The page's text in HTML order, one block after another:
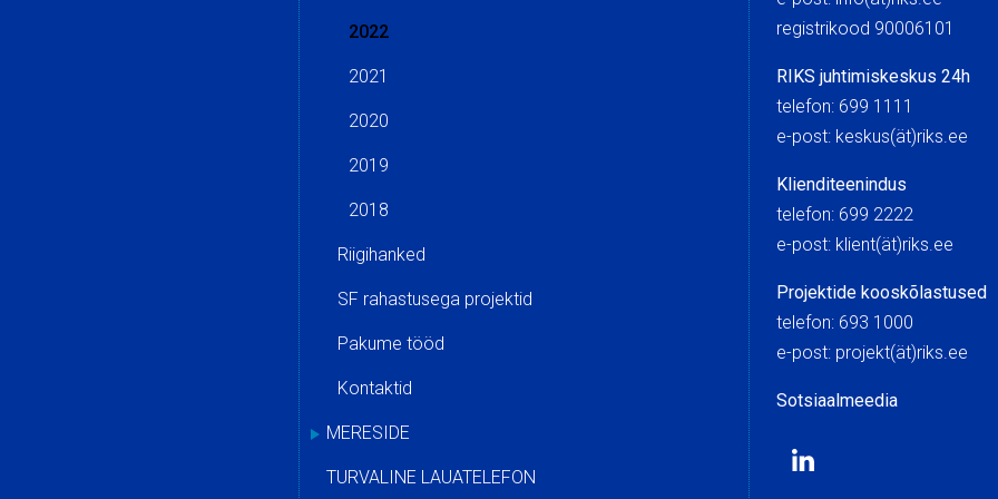
2022
2021
2020
2019
2018
Riigihanked
SF rahastusega projektid
Pakume tööd
Kontaktid
MERESIDE
TURVALINE LAUATELEFON
registrikood 90006101
RIKS juhtimiskeskus 24h
telefon: 699 1111
e-post:
Klienditeenindus
telefon: 699 2222
e-post: klient(ät)riks.ee
Projektide kooskõlastused
telefon: 693 1000
e-post: projekt(ät)riks.ee
Sotsiaalmeedia